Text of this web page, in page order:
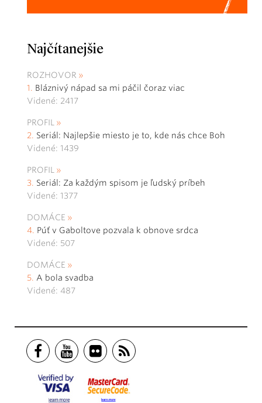
Najčítanejšie
ROZHOVOR
Bláznivý nápad sa mi páčil čoraz viac
Videné: 2417
PROFIL
Seriál: Najlepšie miesto je to, kde nás chce Boh
Videné: 1439
PROFIL
Seriál: Za každým spisom je ľudský príbeh
Videné: 1377
DOMÁCE
Púť v Gaboltove pozvala k obnove srdca
Videné: 507
DOMÁCE
A bola svadba
Videné: 487